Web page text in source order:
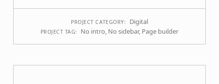
PROJECT CATEGORY: Digital
PROJECT TAG: No intro, No sidebar, Page builder